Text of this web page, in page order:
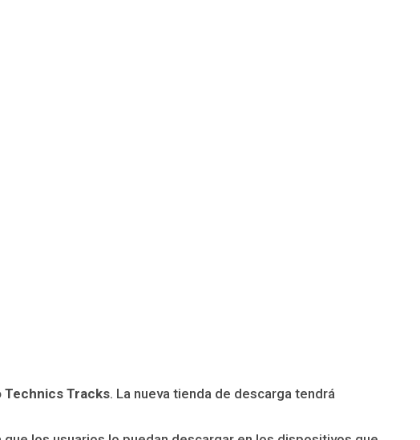
Technics Tracks. La nueva tienda de descarga tendrá